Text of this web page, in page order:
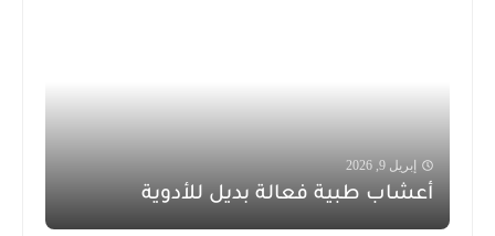
إبريل 9, 2026
أعشاب طبية فعالة بديل للأدوية